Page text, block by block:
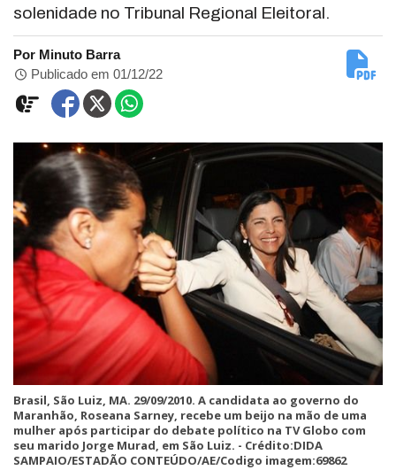
solenidade no Tribunal Regional Eleitoral.
Por Minuto Barra
Publicado em 01/12/22
Brasil, São Luiz, MA. 29/09/2010. A candidata ao governo do
Maranhão, Roseana Sarney, recebe um beijo na mão de uma
mulher após participar do debate político na TV Globo com
seu marido Jorge Murad, em São Luiz. - Crédito:DIDA
SAMPAIO/ESTADÃO CONTEÚDO/AE/Codigo imagem:69862